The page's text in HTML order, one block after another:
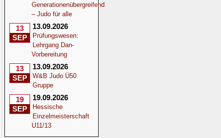
Generationenübergreifend
– Judo für alle
13
SEP
13.09.2026
Prüfungswesen:
Lehrgang Dan-
Vorbereitung
13
SEP
13.09.2026
W&B Judo Ü50
Gruppe
19
SEP
19.09.2026
Hessische
Einzelmeisterschaft
U11/13